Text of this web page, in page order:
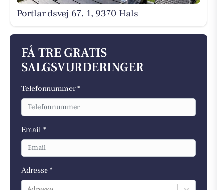
Portlandsvej 67, 1, 9370 Hals
FÅ TRE GRATIS
SALGSVURDERINGER
Telefonnummer *
Email *
Adresse *